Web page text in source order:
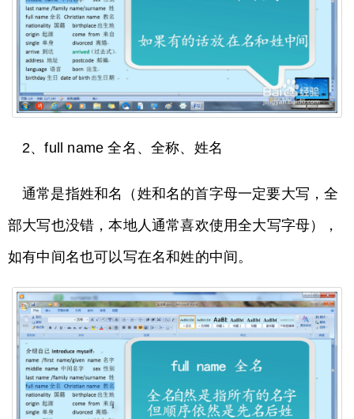
2、full name 全名、全称、姓名
通常是指姓和名（姓和名的首字母一定要大写，全
部大写也没错，本地人通常喜欢使用全大写字母），
如有中间名也可以写在名和姓的中间。